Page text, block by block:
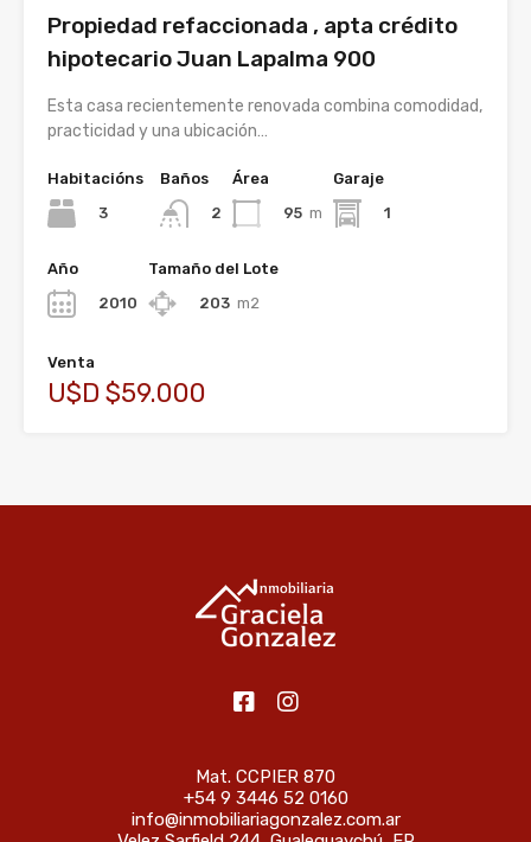
Propiedad refaccionada , apta crédito
hipotecario Juan Lapalma 900
Esta casa recientemente renovada combina comodidad,
practicidad y una ubicación…
Habitacións
3
Baños
2
Área
95 m
Garaje
1
Año
2010
Tamaño del Lote
203 m2
Venta
U$D $59.000
Mat. CCPIER 870
+54 9 3446 52 0160
info@inmobiliariagonzalez.com.ar